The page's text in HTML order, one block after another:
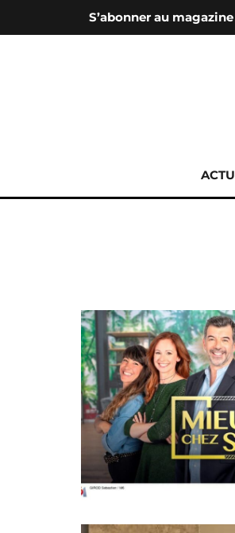
S’abonner au magazine
ACTU